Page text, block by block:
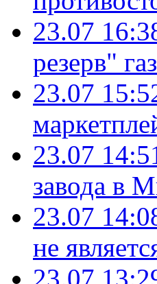
23.07
резерв"
23.07
23.07
завода в
23.07
не
23.07